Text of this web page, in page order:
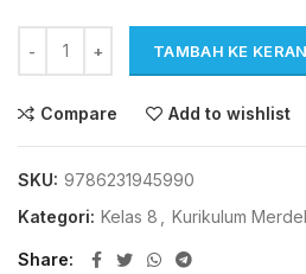
TAMBAH KE
Compare Add to wishlist
SKU: 9786231945990
Kategori: Kelas 8 Kurikulum
Share